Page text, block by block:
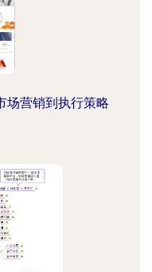
场营销到执行策略